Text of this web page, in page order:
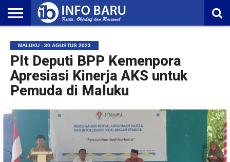
NASIONAL
AMBONIA
MALUKU
EKONOMI
POLITIK
OLAHRAGA
LIFESTYLE
REDAKSI
MALUKU - 30 AGUSTUS 2023
Plt Deputi BPP Kemenpora
Apresiasi Kinerja AKS untuk
Pemuda di Maluku